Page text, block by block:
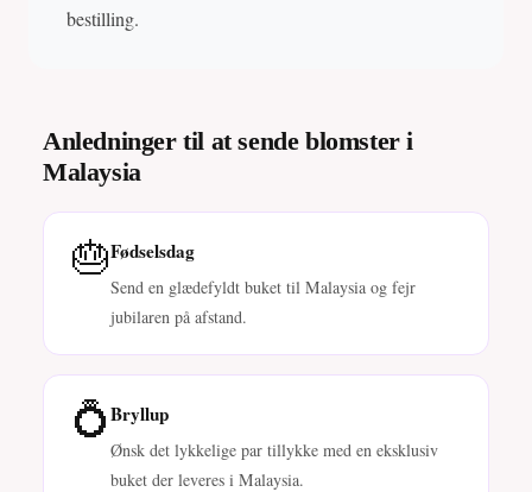
bestilling.
Anledninger til at sende blomster i
Malaysia
🎂Fødselsdag
Send en glædefyldt buket til Malaysia og fejr
jubilaren på afstand.
💍Bryllup
Ønsk det lykkelige par tillykke med en eksklusiv
buket der leveres i Malaysia.